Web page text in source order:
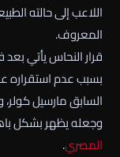
اللاعب إلى حالته
المعروف.
قرار النحاس يأتي
بسبب عدم استقراره
السابق مارسيل
وجعله يظهر بشكل
المصري.